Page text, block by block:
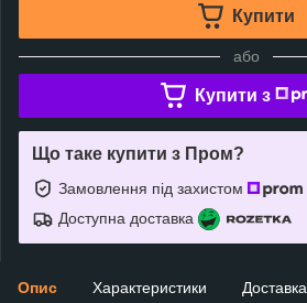
Купити
або
Купити з
Що таке купити з Пром?
Замовлення під захистом
Доступна доставка
Опис Характеристики Доставка